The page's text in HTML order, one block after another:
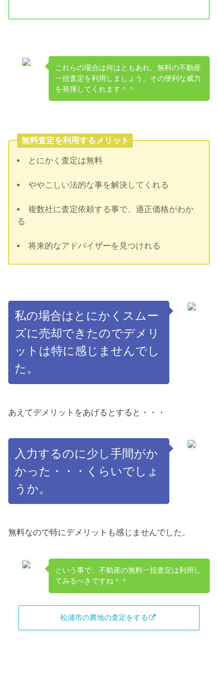
これらの場合は何はともあれ、無料の不動産
一括査定を利用しましょう。その便利な威力
を発揮してくれます＾＾
無料査定を利用するメリット
とにかく査定は無料
ややこしい法的な事を解決してくれる
複数社に査定依頼する事で、適正価格がわか
る
将来的なアドバイザーを見つけれる
私の場合はとにかくスムー
ズに売却できたのでデメリ
ットは特に感じませんでし
た。
あえてデメリットをあげるとすると・・・
入力するのに少し手間がか
かった・・・くらいでしょ
うか。
無料なので特にデメリットも感じませんでした。
という事で、不動産の無料一括査定は利用し
てみるべきですね＾＾
松浦市の農地の査定をする